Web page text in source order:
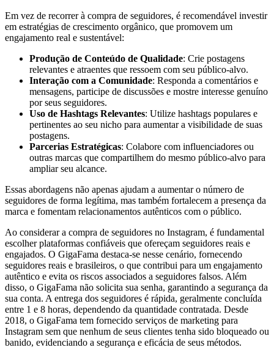
Em vez de recorrer à compra de seguidores, é recomendável investir
em estratégias de crescimento orgânico, que promovem um
engajamento real e sustentável:
Produção de Conteúdo de Qualidade: Crie postagens
relevantes e atraentes que ressoem com seu público-alvo.
Interação com a Comunidade: Responda a comentários e
mensagens, participe de discussões e mostre interesse genuíno
por seus seguidores.
Uso de Hashtags Relevantes: Utilize hashtags populares e
pertinentes ao seu nicho para aumentar a visibilidade de suas
postagens.
Parcerias Estratégicas: Colabore com influenciadores ou
outras marcas que compartilhem do mesmo público-alvo para
ampliar seu alcance.
Essas abordagens não apenas ajudam a aumentar o número de
seguidores de forma legítima, mas também fortalecem a presença da
marca e fomentam relacionamentos autênticos com o público.
Ao considerar a compra de seguidores no Instagram, é fundamental
escolher plataformas confiáveis que ofereçam seguidores reais e
engajados. O GigaFama destaca-se nesse cenário, fornecendo
seguidores reais e brasileiros, o que contribui para um engajamento
autêntico e evita os riscos associados a seguidores falsos. Além
disso, o GigaFama não solicita sua senha, garantindo a segurança da
sua conta. A entrega dos seguidores é rápida, geralmente concluída
entre 1 e 8 horas, dependendo da quantidade contratada. Desde
2018, o GigaFama tem fornecido serviços de marketing para
Instagram sem que nenhum de seus clientes tenha sido bloqueado ou
banido, evidenciando a segurança e eficácia de seus métodos.